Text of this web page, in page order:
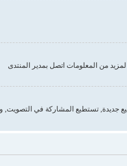
من المعلومات اتصل بمدير المنتدى
جديدة, تستطيع المشاركة في التصويت,